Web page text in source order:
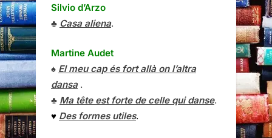
Silvio d’Arzo
♣ Casa aliena.
Martine Audet
♠ El meu cap és fort allà on l’altra
dansa.
♣ Ma tête est forte de celle qui danse.
♥ Des formes utiles.